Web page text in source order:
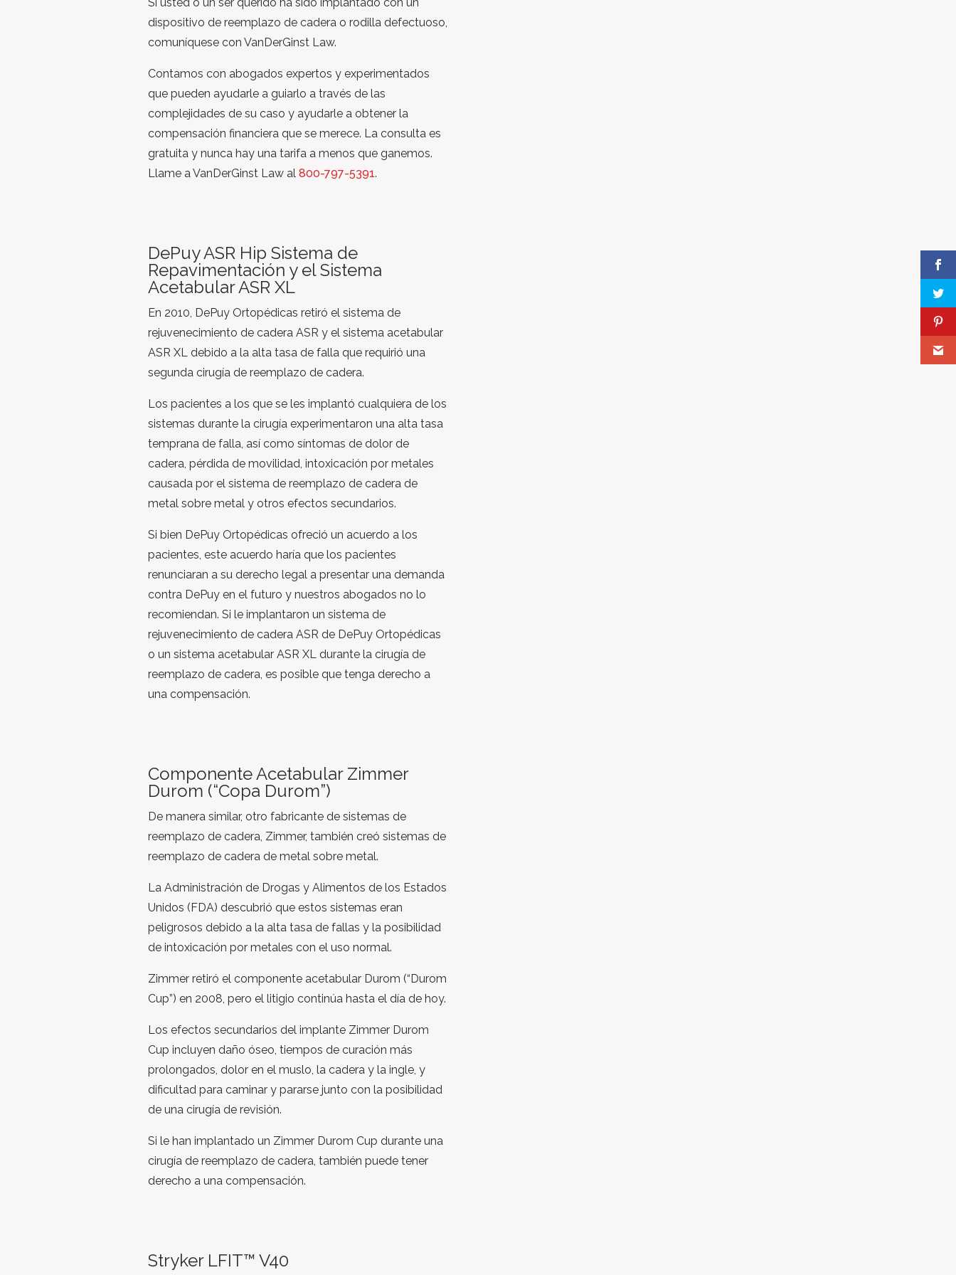
dispositivo de reemplazo de cadera o rodilla defectuoso,
comuníquese con VanDerGinst Law.
Contamos con abogados expertos y experimentados
que pueden ayudarle a guiarlo a través de las
complejidades de su caso y ayudarle a obtener la
compensación financiera que se merece. La consulta es
gratuita y nunca hay una tarifa a menos que ganemos.
Llame a VanDerGinst Law al 800-797-5391.
DePuy ASR Hip Sistema de
Repavimentación y el Sistema
Acetabular ASR XL
En 2010, DePuy Ortopédicas retiró el sistema de
rejuvenecimiento de cadera ASR y el sistema acetabular
ASR XL debido a la alta tasa de falla que requirió una
segunda cirugía de reemplazo de cadera.
Los pacientes a los que se les implantó cualquiera de los
sistemas durante la cirugía experimentaron una alta tasa
temprana de falla, así como síntomas de dolor de
cadera, pérdida de movilidad, intoxicación por metales
causada por el sistema de reemplazo de cadera de
metal sobre metal y otros efectos secundarios.
Si bien DePuy Ortopédicas ofreció un acuerdo a los
pacientes, este acuerdo haría que los pacientes
renunciaran a su derecho legal a presentar una demanda
contra DePuy en el futuro y nuestros abogados no lo
recomiendan. Si le implantaron un sistema de
rejuvenecimiento de cadera ASR de DePuy Ortopédicas
o un sistema acetabular ASR XL durante la cirugía de
reemplazo de cadera, es posible que tenga derecho a
una compensación.
Componente Acetabular Zimmer
Durom (“Copa Durom”)
De manera similar, otro fabricante de sistemas de
reemplazo de cadera, Zimmer, también creó sistemas de
reemplazo de cadera de metal sobre metal.
La Administración de Drogas y Alimentos de los Estados
Unidos (FDA) descubrió que estos sistemas eran
peligrosos debido a la alta tasa de fallas y la posibilidad
de intoxicación por metales con el uso normal.
Zimmer retiró el componente acetabular Durom (“Durom
Cup”) en 2008, pero el litigio continúa hasta el día de hoy.
Los efectos secundarios del implante Zimmer Durom
Cup incluyen daño óseo, tiempos de curación más
prolongados, dolor en el muslo, la cadera y la ingle, y
dificultad para caminar y pararse junto con la posibilidad
de una cirugía de revisión.
Si le han implantado un Zimmer Durom Cup durante una
cirugía de reemplazo de cadera, también puede tener
derecho a una compensación.
Stryker LFIT™ V40